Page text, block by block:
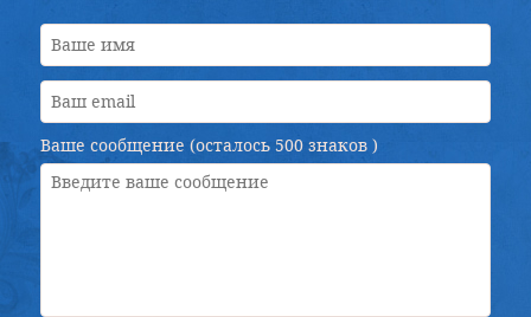
Ваше сообщение (осталось 500 знаков )